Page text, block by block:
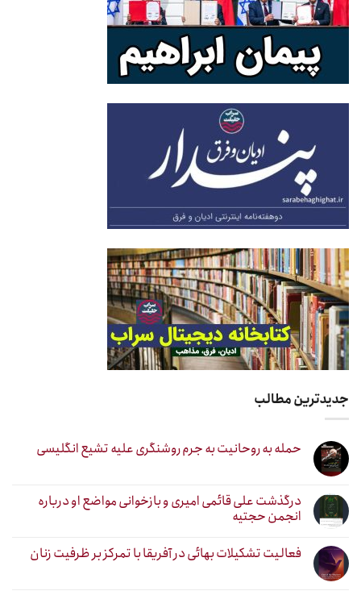
جدیدترین مطالب
حمله به روحانیت به جرم روشنگری علیه تشیع انگلیسی
درگذشت علی قائمی امیری و بازخوانی مواضع او درباره
انجمن حجتیه
فعالیت تشکیلات بهائی در آفریقا با تمرکز بر ظرفیت زنان